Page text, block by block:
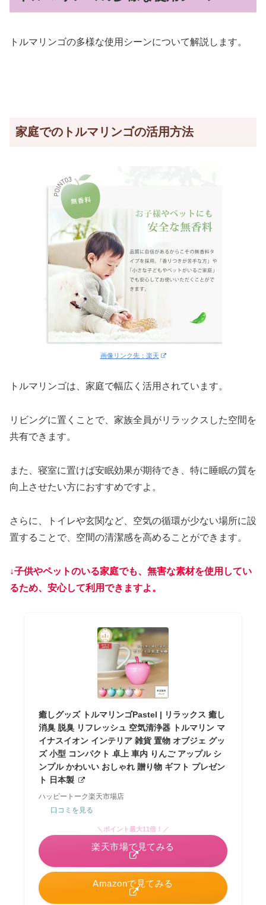
トルマリンゴの多様な使用シーンについて解説します。
家庭でのトルマリンゴの活用方法
画像リンク先：楽天
トルマリンゴは、家庭で幅広く活用されています。
リビングに置くことで、家族全員がリラックスした空間を
共有できます。
また、寝室に置けば安眠効果が期待でき、特に睡眠の質を
向上させたい方におすすめですよ。
さらに、トイレや玄関など、空気の循環が少ない場所に設
置することで、空間の清潔感を高めることができます。
↓子供やペットのいる家庭でも、無害な素材を使用してい
るため、安心して利用できますよ 。
癒しグッズ トルマリンゴPastel | リラックス 癒し
消臭 脱臭 リフレッシュ 空気清浄器 トルマリン マ
イナスイオン インテリア 雑貨 置物 オブジェ グッ
ズ 小型 コンパクト 卓上 車内 りんご アップル シ
ンプル かわいい おしゃれ 贈り物 ギフト プレゼン
ト 日本製
ハッピートーク楽天市場店
口コミを見る
Amazonで見てみる
＼ポイント最大11倍！／
楽天市場で見てみる